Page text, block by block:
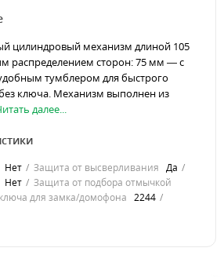
цилиндровый механизм длиной 105
распределением сторон: 75 мм — с
тумблером для быстрого
ключа. Механизм выполнен из
далее...
Нет Защита от высверливания Да
Нет
Защита от подбора отмычкой
для замка/домофона 2244